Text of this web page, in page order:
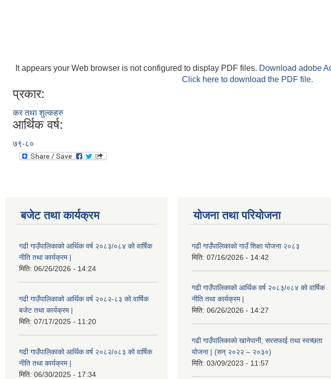
It appears your Web browser is not configured to display PDF files. Download adobe
Click here to download the PDF file.
प्रकार:
कर तथा शुल्कहरु
आर्थिक वर्ष:
७९-८०
बजेट तथा कार्यक्रम
गढी गाउँपालिकाको आर्थिक वर्ष २०८३/०८४ को वार्षिक
नीति तथा कार्यक्रम |
मिति: 06/26/2026 - 14:24
गढी गाउँपालिकाको आर्थिक वर्ष २०८२-८३ को वार्षिक
बजेट तथा कार्यक्रम |
मिति: 07/17/2025 - 11:20
गढी गाउँपालिकाको आर्थिक वर्ष २०८२/०८३ को वार्षिक
नीति तथा कार्यक्रम |
मिति: 06/30/2025 - 17:34
योजना तथा परियोजना
गढी गाउँपालिकाको गाउँ शिक्षा योजना २०८३
मिति: 07/16/2026 - 14:42
गढी गाउँपालिकाको आर्थिक वर्ष २०८३/०८४ को वार्षिक
नीति तथा कार्यक्रम |
मिति: 06/26/2026 - 14:27
गढी गाउँपालिकाको खानेपानी, सरसफाई तथा स्वच्छता
योजना | (सन् २०२२ – २०३०)
मिति: 03/09/2023 - 11:57